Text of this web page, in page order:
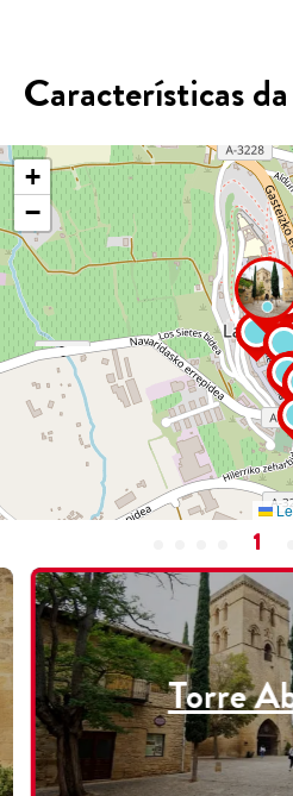
Características
+
−
1
Torre